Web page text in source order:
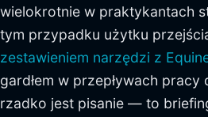
wielokrotnie w praktykantach
tym przypadku użytku
zestawieniem narzędzi z
gardłem w przepływach
rzadko jest pisanie — to